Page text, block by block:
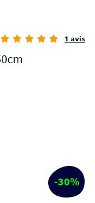
1 avis
-30%